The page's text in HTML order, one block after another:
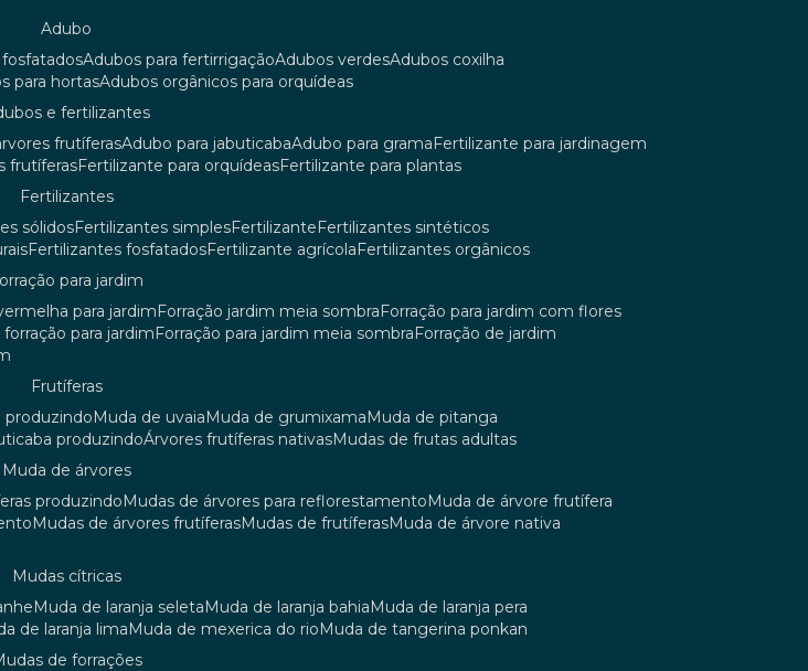
adubo
fosfatados adubos para fertirrigação adubos verdes adubos coxilha
para hortas adubos orgânicos para orquídeas
e fertilizantes
frutíferas adubo para jabuticaba adubo para grama
fertilizante para jardinagem
frutíferas fertilizante para orquídeas fertilizante para plantas
fertilizantes
sólidos fertilizantes simples fertilizante
fertilizantes sintéticos
fertilizantes fosfatados fertilizante agrícola
fertilizantes orgânicos
forração para jardim
para jardim forração jardim meia sombra
forração para jardim com flores
forração para jardim forração para jardim meia sombra
forração de jardim
frutíferas
produzindo muda de uvaia muda de grumixama
muda de pitanga
produzindo árvores frutíferas nativas
mudas de frutas adultas
muda de árvores
produzindo mudas de árvores para reflorestamento
muda de árvore frutífera
mudas de árvores frutíferas mudas de frutíferas
muda de árvore nativa
mudas cítricas
muda de laranja seleta muda de laranja bahia
muda de laranja pera
de laranja lima muda de mexerica do rio
muda de tangerina ponkan
mudas de forrações